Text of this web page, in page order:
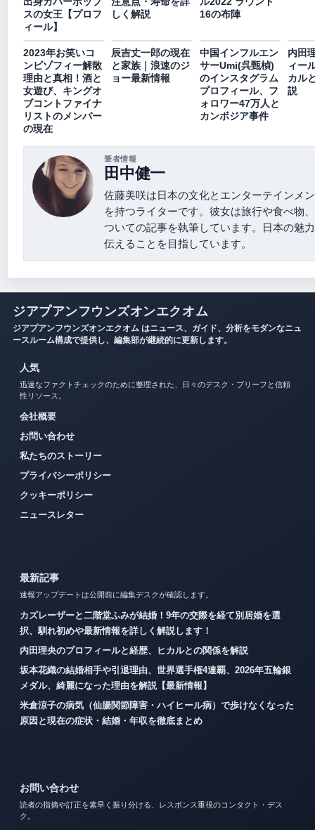
スの女王【プロフ
ィール】
しく解説
16の布陣
2023年お笑いコ
ンビゾフィー解散
理由と真相！酒と
女遊び、キングオ
ブコントファイナ
リストのメンバー
の現在
辰吉丈一郎の現在
と家族｜浪速のジ
ョー最新情報
中国インフルエン
サーUmi(呉甄楨)
のインスタグラム
プロフィール、フ
ォロワー47万人と
カンボジア事件
内田
ィー
カル
説
筆者情報
田中健一
佐藤美咲は日本の文化とエンターテインメ
を持つライターです。彼女は旅行や食べ物
ついての記事を執筆しています。日本の魅
伝えることを目指しています。
ジアプアンフウンズオンエクオム
ジアプアンフウンズオンエクオム はニュース、ガイド、分析をモダンなニュ
ースルーム構成で提供し、編集部が継続的に更新します。
人気
迅速なファクトチェックのために整理された、日々のデスク・ブリーフと信頼
性リソース。
会社概要
お問い合わせ
私たちのストーリー
プライバシーポリシー
クッキーポリシー
ニュースレター
最新記事
速報アップデートは公開前に編集デスクが確認します。
カズレーザーと二階堂ふみが結婚！9年の交際を経て別居婚を選
択、馴れ初めや最新情報を詳しく解説します！
内田理央のプロフィールと経歴、ヒカルとの関係を解説
坂本花織の結婚相手や引退理由、世界選手権4連覇、2026年五輪銀
メダル、綺麗になった理由を解説【最新情報】
米倉涼子の病気（仙腸関節障害・ハイヒール病）で歩けなくなった
原因と現在の症状・結婚・年収を徹底まとめ
お問い合わせ
読者の指摘や訂正を素早く振り分ける、レスポンス重視のコンタクト・デス
ク。